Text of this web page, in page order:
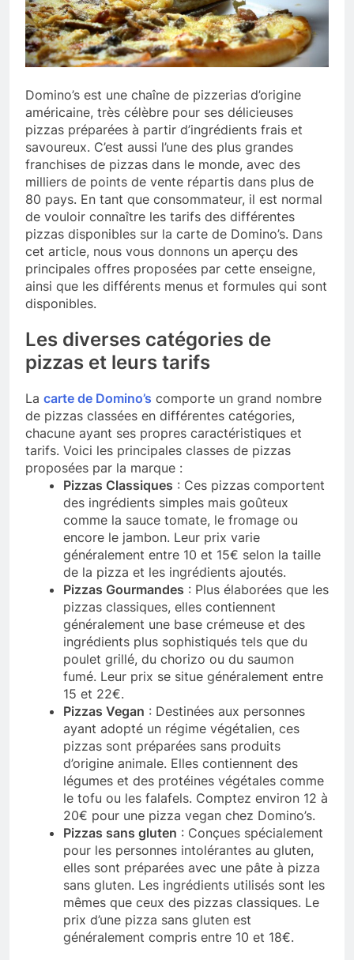
Domino’s est une chaîne de pizzerias d’origine
américaine, très célèbre pour ses délicieuses
pizzas préparées à partir d’ingrédients frais et
savoureux. C’est aussi l’une des plus grandes
franchises de pizzas dans le monde, avec des
milliers de points de vente répartis dans plus de
80 pays. En tant que consommateur, il est normal
de vouloir connaître les tarifs des différentes
pizzas disponibles sur la carte de Domino’s. Dans
cet article, nous vous donnons un aperçu des
principales offres proposées par cette enseigne,
ainsi que les différents menus et formules qui sont
disponibles.
Les diverses catégories de
pizzas et leurs tarifs
La carte de Domino’s comporte un grand nombre
de pizzas classées en différentes catégories,
chacune ayant ses propres caractéristiques et
tarifs. Voici les principales classes de pizzas
proposées par la marque :
Pizzas Classiques : Ces pizzas comportent
des ingrédients simples mais goûteux
comme la sauce tomate, le fromage ou
encore le jambon. Leur prix varie
généralement entre 10 et 15€ selon la taille
de la pizza et les ingrédients ajoutés.
Pizzas Gourmandes : Plus élaborées que les
pizzas classiques, elles contiennent
généralement une base crémeuse et des
ingrédients plus sophistiqués tels que du
poulet grillé, du chorizo ou du saumon
fumé. Leur prix se situe généralement entre
15 et 22€.
Pizzas Vegan : Destinées aux personnes
ayant adopté un régime végétalien, ces
pizzas sont préparées sans produits
d’origine animale. Elles contiennent des
légumes et des protéines végétales comme
le tofu ou les falafels. Comptez environ 12 à
20€ pour une pizza vegan chez Domino’s.
Pizzas sans gluten : Conçues spécialement
pour les personnes intolérantes au gluten,
elles sont préparées avec une pâte à pizza
sans gluten. Les ingrédients utilisés sont les
mêmes que ceux des pizzas classiques. Le
prix d’une pizza sans gluten est
généralement compris entre 10 et 18€.